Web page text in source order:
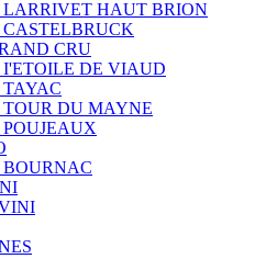
HAUT BRION
CRU
DE VIAUD
DU MAYNE